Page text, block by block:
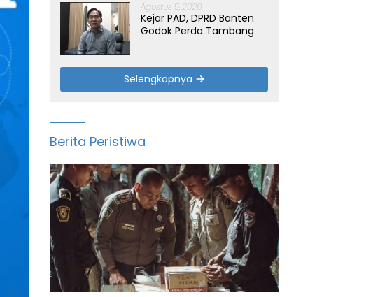
Agustus 5, 2026
Kejar PAD, DPRD Banten
Godok Perda Tambang
Selengkapnya
Berita Peristiwa